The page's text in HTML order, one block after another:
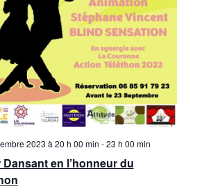
Dansant en l’honneur du
2023 à 20 h 00 min -23 h 00 min